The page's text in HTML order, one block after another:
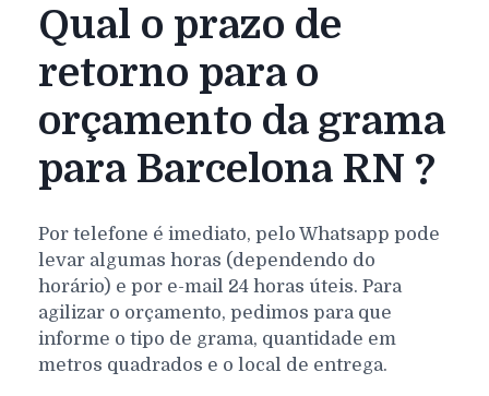
Qual o prazo de
retorno para o
orçamento da grama
para Barcelona RN ?
Por telefone é imediato, pelo Whatsapp pode
levar algumas horas (dependendo do
horário) e por e-mail 24 horas úteis. Para
agilizar o orçamento, pedimos para que
informe o tipo de grama, quantidade em
metros quadrados e o local de entrega.